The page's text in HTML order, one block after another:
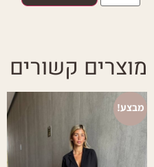
מוצרים קשורים
מבצע!